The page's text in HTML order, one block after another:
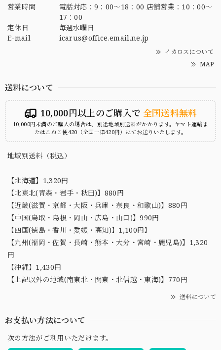
営業時間
電話対応：9：00～18：00 店舗営業：10：00～
17：00
定休日
毎週水曜日
E-mail
icarus@office.email.ne.jp
イカロスについて
MAP
送料について
10,000円以上のご購入で 全国送料無料
10,000円未満のご購入の場合は、別途地域別送料がかかります。ヤマト運輸ま
たはこねこ便420（全国一律420円）にてお送りいたします。
地域別送料（税込）
【北海道】1,320円
【北東北(青森・岩手・秋田)】880円
【近畿(滋賀・京都・大阪・兵庫・奈良・和歌山)】880円
【中国(鳥取・島根・岡山・広島・山口)】990円
【四国(徳島・香川・愛媛・高知)】1,100円】
【九州(福岡・佐賀・長崎・熊本・大分・宮崎・鹿児島)】1,320
円
【沖縄】1,430円
【上記以外の地域(南東北・関東・北信越・東海)】770円
送料について
お支払い方法について
次の方法がご利用いただけます。